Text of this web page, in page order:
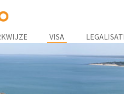
VISA